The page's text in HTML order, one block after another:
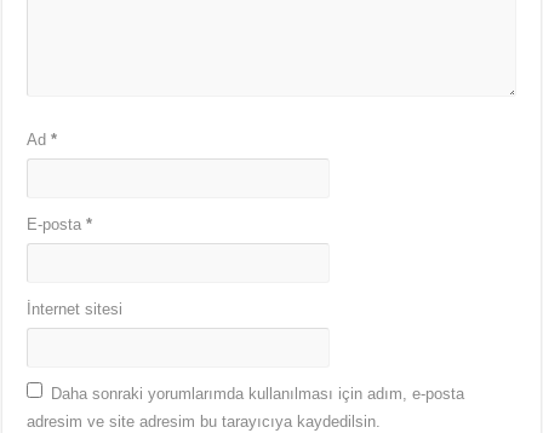
Ad*
E-posta*
İnternet sitesi
Daha sonraki yorumlarımda kullanılması için adım, e-posta
adresim ve site adresim bu tarayıcıya kaydedilsin.